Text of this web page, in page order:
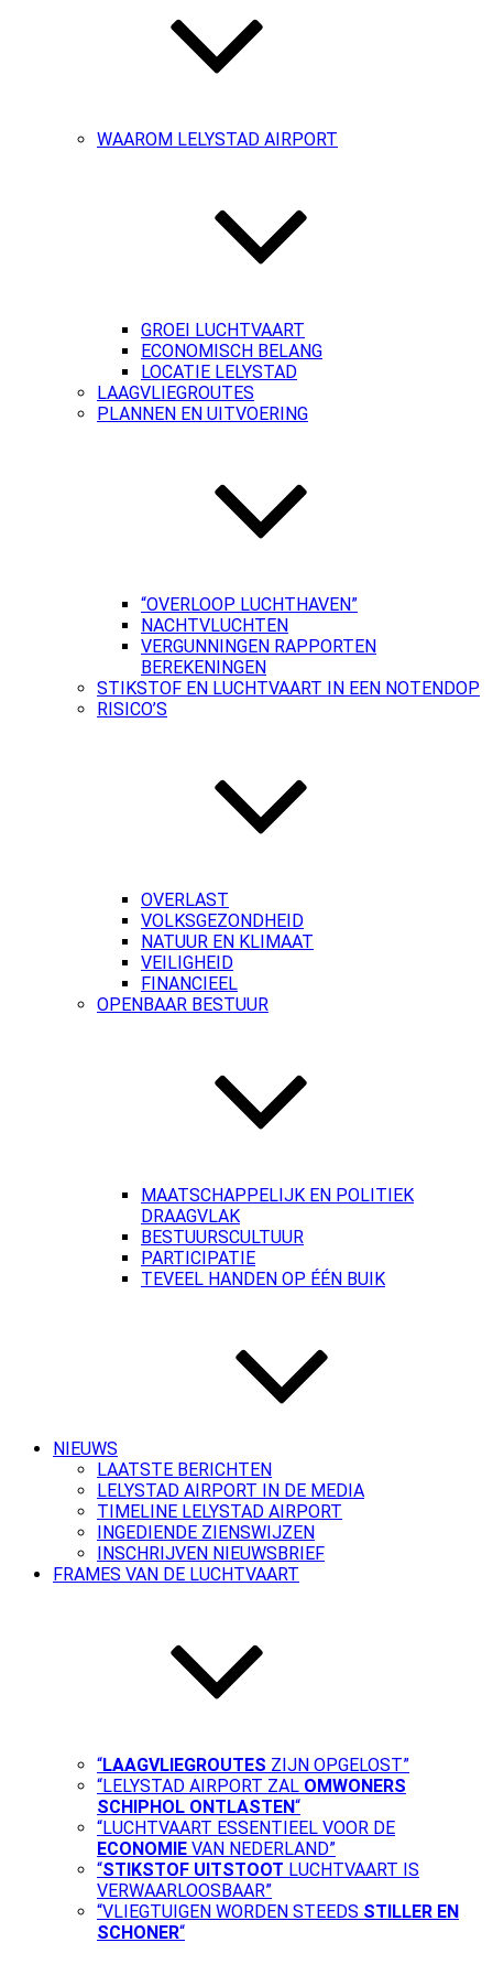
WAAROM LELYSTAD AIRPORT
GROEI LUCHTVAART
ECONOMISCH BELANG
LOCATIE LELYSTAD
LAAGVLIEGROUTES
PLANNEN EN UITVOERING
“OVERLOOP LUCHTHAVEN”
NACHTVLUCHTEN
VERGUNNINGEN RAPPORTEN
BEREKENINGEN
STIKSTOF EN LUCHTVAART IN EEN NOTENDOP
RISICO’S
OVERLAST
VOLKSGEZONDHEID
NATUUR EN KLIMAAT
VEILIGHEID
FINANCIEEL
OPENBAAR BESTUUR
MAATSCHAPPELIJK EN POLITIEK
DRAAGVLAK
BESTUURSCULTUUR
PARTICIPATIE
TEVEEL HANDEN OP ÉÉN BUIK
NIEUWS
LAATSTE BERICHTEN
LELYSTAD AIRPORT IN DE MEDIA
TIMELINE LELYSTAD AIRPORT
INGEDIENDE ZIENSWIJZEN
INSCHRIJVEN NIEUWSBRIEF
FRAMES VAN DE LUCHTVAART
“LAAGVLIEGROUTES ZIJN OPGELOST”
“LELYSTAD AIRPORT ZAL OMWONERS
SCHIPHOL ONTLASTEN“
“LUCHTVAART ESSENTIEEL VOOR DE
ECONOMIE VAN NEDERLAND”
“STIKSTOF UITSTOOT LUCHTVAART IS
VERWAARLOOSBAAR”
“VLIEGTUIGEN WORDEN STEEDS STILLER EN
SCHONER“